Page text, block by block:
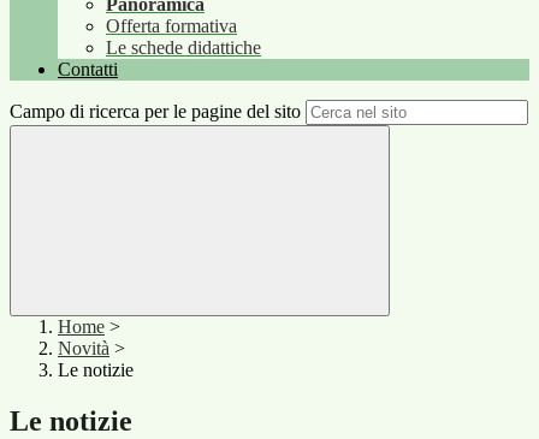
Panoramica
Offerta formativa
Le schede didattiche
Contatti
Campo di ricerca per le pagine del sito
Home >
Novità >
Le notizie
Le notizie